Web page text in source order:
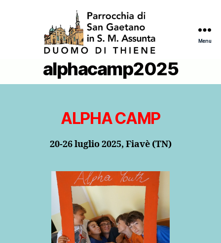
Menu
alphacamp2025
ALPHA CAMP
20-26 luglio 2025, Fiavè (TN)